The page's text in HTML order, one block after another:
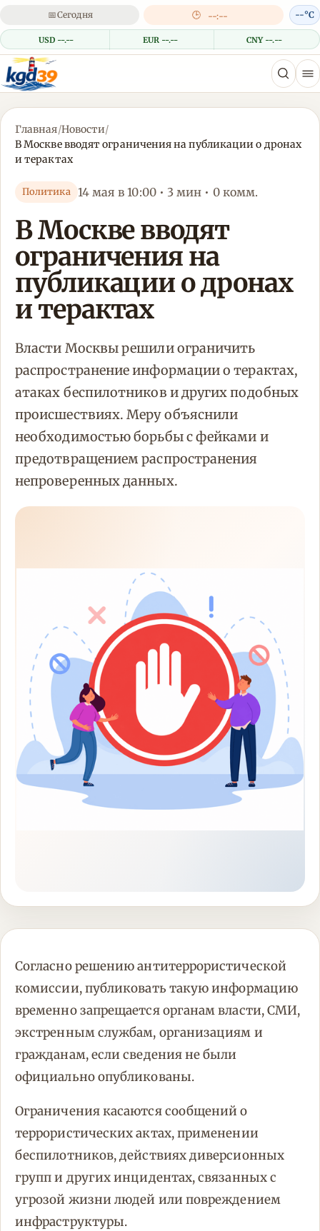
📅Сегодня 🕒 --:--
USD --.-- EUR --.-- CNY --.--
--°C
Главная/Новости/
В Москве вводят ограничения на публикации о дронах
и терактах
Политика 14 мая в 10:00 • 3 мин • 0 комм.
В Москве вводят
ограничения на
публикации о дронах
и терактах
Власти Москвы решили ограничить
распространение информации о терактах,
атаках беспилотников и других подобных
происшествиях. Меру объяснили
необходимостью борьбы с фейками и
предотвращением распространения
непроверенных данных.
Согласно решению антитеррористической
комиссии, публиковать такую информацию
временно запрещается органам власти, СМИ,
экстренным службам, организациям и
гражданам, если сведения не были
официально опубликованы.
Ограничения касаются сообщений о
террористических актах, применении
беспилотников, действиях диверсионных
групп и других инцидентах, связанных с
угрозой жизни людей или повреждением
инфраструктуры.